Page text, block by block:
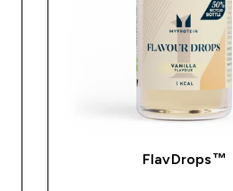
™FlavDrops